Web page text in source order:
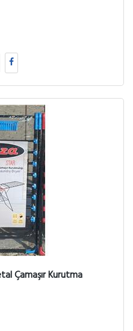
Çamaşır Kurutma